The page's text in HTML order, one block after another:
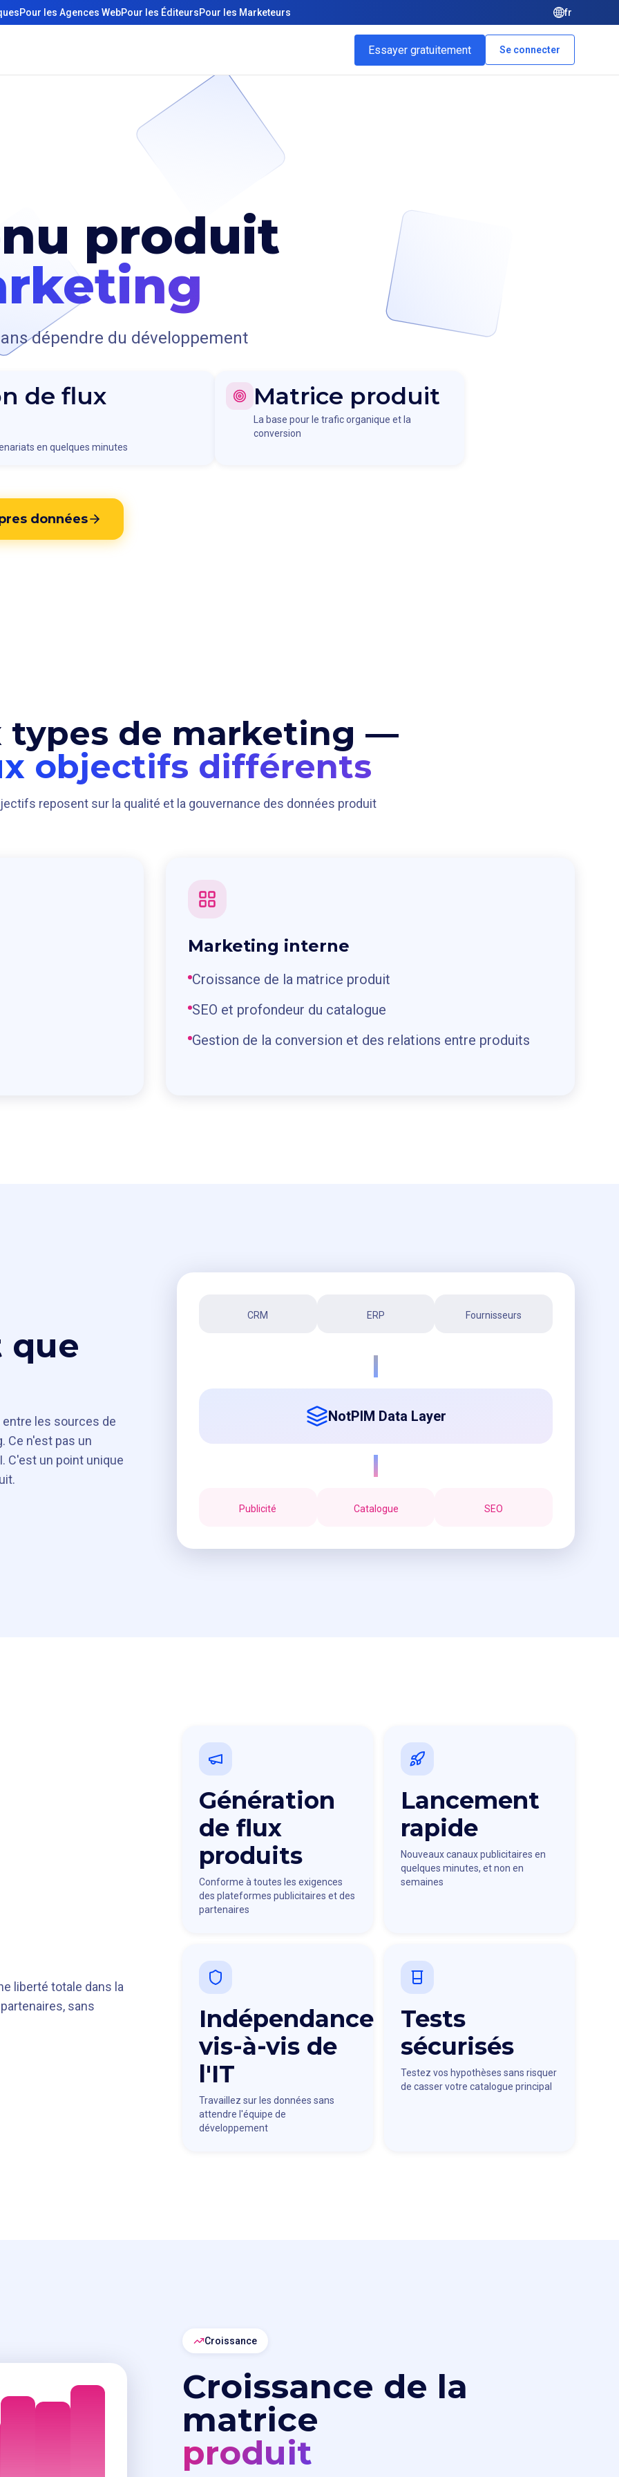
Pour les Agences WebPour les ÉditeursPour les Marketeurs fr
Essayer gratuitement Se connecter
produit
dépendre du développement
de flux
en quelques minutes
Matrice produit
La base pour le trafic organique et la
conversion
données
types de marketing —
objectifs différents
reposent sur la qualité et la gouvernance des données produit
Marketing interne
Croissance de la matrice produit
SEO et profondeur du catalogue
Gestion de la conversion et des relations entre produits
que
entre les sources de
Ce n'est pas un
C'est un point unique
CRM ERP Fournisseurs
NotPIM Data Layer
Publicité Catalogue SEO
liberté totale dans la
sans
Génération
de flux
produits
Conforme à toutes les exigences
des plateformes publicitaires et des
partenaires
Lancement
rapide
Nouveaux canaux publicitaires en
quelques minutes, et non en
semaines
Indépendance
vis-à-vis de
l'IT
Travaillez sur les données sans
attendre l'équipe de
développement
Tests
sécurisés
Testez vos hypothèses sans risquer
de casser votre catalogue principal
Croissance
Croissance de la
matrice
produit